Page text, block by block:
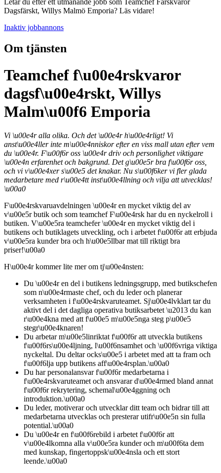
Letar du efter ett utmanande jobb som Teamchef Färskvaror
Dagsfärskt, Willys Malmö Emporia? Läs vidare!
Inaktiv jobbannons
Om tjänsten
Teamchef f\u00e4rskvaror
dagsf\u00e4rskt, Willys
Malm\u00f6 Emporia
Vi \u00e4r alla olika. Och det \u00e4r h\u00e4rligt! Vi
anst\u00e4ller inte m\u00e4nniskor efter en viss mall utan efter vem
du \u00e4r. F\u00f6r oss \u00e4r driv och personlighet viktigare
\u00e4n erfarenhet och bakgrund. Det g\u00e5r bra f\u00f6r oss,
och vi v\u00e4xer s\u00e5 det knakar. Nu s\u00f6ker vi fler glada
medarbetare med r\u00e4tt inst\u00e4llning och vilja att utvecklas!
\u00a0
F\u00e4rskvaruavdelningen \u00e4r en mycket viktig del av
v\u00e5r butik och som teamchef F\u00e4rsk har du en nyckelroll i
butiken. V\u00e5ra teamchefer \u00e4r en mycket viktig del i
butikens och butiklagets utveckling, och i arbetet f\u00f6r att erbjuda
v\u00e5ra kunder bra och h\u00e5llbar mat till riktigt bra
priser!\u00a0
H\u00e4r kommer lite mer om tj\u00e4nsten:
Du \u00e4r en del i butikens ledningsgrupp, med butikschefen
som n\u00e4rmaste chef, och du leder och planerar
verksamheten i f\u00e4rskvaruteamet. Sj\u00e4lvklart tar du
aktivt del i det dagliga operativa butiksarbetet \u2013 du kan
r\u00e4kna med att f\u00e5 m\u00e5nga steg p\u00e5
stegr\u00e4knaren!
Du arbetar m\u00e5linriktat f\u00f6r att utveckla butikens
f\u00f6rs\u00e4ljning, l\u00f6nsamhet och \u00f6vriga viktiga
nyckeltal. Du deltar ocks\u00e5 i arbetet med att ta fram och
f\u00f6lja upp butikens aff\u00e4rsplan.\u00a0
Du har personalansvar f\u00f6r medarbetarna i
f\u00e4rskvaruteamet och ansvarar d\u00e4rmed bland annat
f\u00f6r rekrytering, schemal\u00e4ggning och
introduktion.\u00a0
Du leder, motiverar och utvecklar ditt team och bidrar till att
medarbetarna utvecklas och presterar utifr\u00e5n sin fulla
potential.\u00a0
Du \u00e4r en f\u00f6rebild i arbetet f\u00f6r att
v\u00e4lkomna alla v\u00e5ra kunder och m\u00f6ta dem
med kunskap, fingertoppsk\u00e4nsla och ett stort
leende.\u00a0